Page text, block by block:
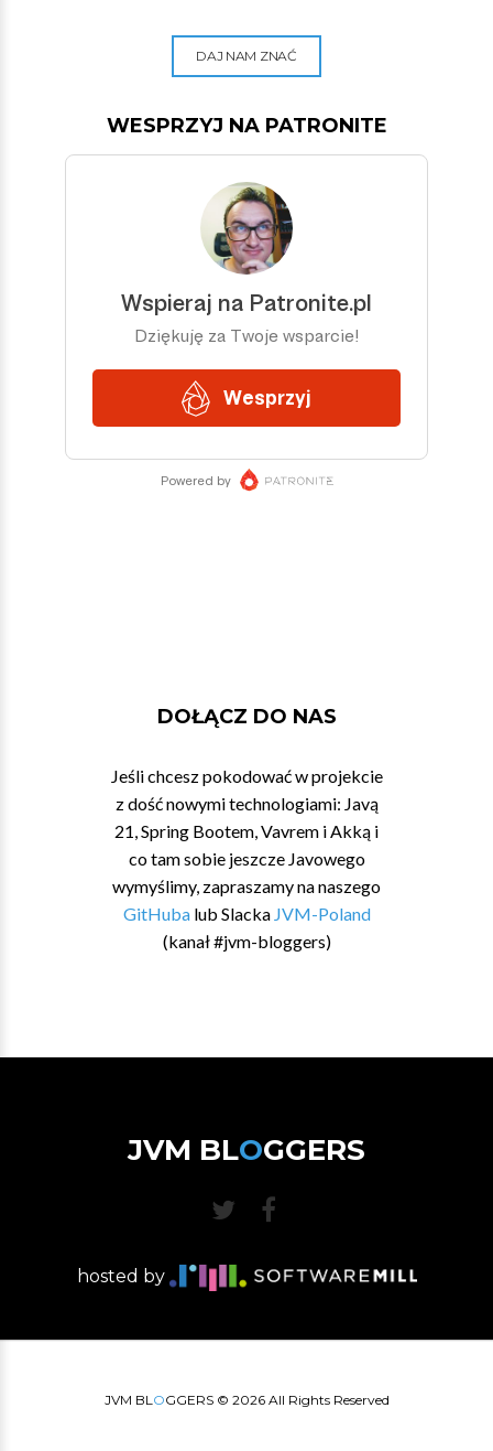
DAJ NAM ZNAĆ
WESPRZYJ NA PATRONITE
DOŁĄCZ DO NAS
Jeśli chcesz pokodować w projekcie
z dość nowymi technologiami: Javą
21, Spring Bootem, Vavrem i Akką i
co tam sobie jeszcze Javowego
wymyślimy, zapraszamy na naszego
GitHubalub Slacka JVM-Poland
(kanał #jvm-bloggers)
JVM BLOGGERS
hosted by
JVM BLOGGERS © 2026All Rights Reserved